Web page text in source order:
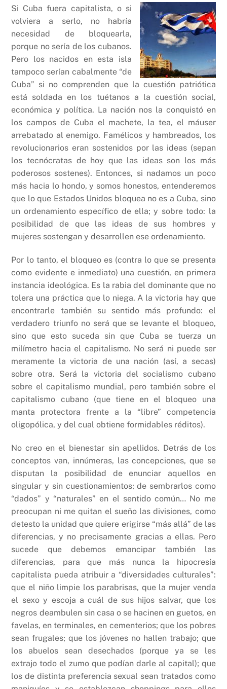
Si Cuba fuera capitalista, o si
volviera a serlo, no habría
necesidad de bloquearla,
porque no sería de los cubanos.
Pero los nacidos en esta isla
tampoco serían cabalmente “de
Cuba” si no comprenden que la cuestión patriótica
está soldada en los tuétanos a la cuestión social,
económica y política. La nación nos la conquistó en
los campos de Cuba el machete, la tea, el máuser
arrebatado al enemigo. Famélicos y hambreados, los
revolucionarios eran sostenidos por las ideas (sepan
los tecnócratas de hoy que las ideas son los más
poderosos sostenes). Entonces, si nadamos un poco
más hacia lo hondo, y somos honestos, entenderemos
que lo que Estados Unidos bloquea no es a Cuba, sino
un ordenamiento específico de ella; y sobre todo: la
posibilidad de que las ideas de sus hombres y
mujeres sostengan y desarrollen ese ordenamiento.
Por lo tanto, el bloqueo es (contra lo que se presenta
como evidente e inmediato) una cuestión, en primera
instancia ideológica. Es la rabia del dominante que no
tolera una práctica que lo niega. A la victoria hay que
encontrarle también su sentido más profundo: el
verdadero triunfo no será que se levante el bloqueo,
sino que esto suceda sin que Cuba se tuerza un
milímetro hacia el capitalismo. No será ni puede ser
meramente la victoria de una nación (así, a secas)
sobre otra. Será la victoria del socialismo cubano
sobre el capitalismo mundial, pero también sobre el
capitalismo cubano (que tiene en el bloqueo una
manta protectora frente a la “libre” competencia
oligopólica, y del cual obtiene formidables réditos).
No creo en el bienestar sin apellidos. Detrás de los
conceptos van, innúmeras, las concepciones, que se
disputan la posibilidad de enunciar aquellos en
singular y sin cuestionamientos; de sembrarlos como
“dados” y “naturales” en el sentido común… No me
preocupan ni me quitan el sueño las divisiones, como
detesto la unidad que quiere erigirse “más allá” de las
diferencias, y no precisamente gracias a ellas. Pero
sucede que debemos emancipar también las
diferencias, para que más nunca la hipocresía
capitalista pueda atribuir a “diversidades culturales”:
que el niño limpie los parabrisas, que la mujer venda
el sexo y escoja a cuál de sus hijos salvar, que los
negros deambulen sin casa o se hacinen en guetos, en
favelas, en terminales, en cementerios; que los pobres
sean frugales; que los jóvenes no hallen trabajo; que
los abuelos sean desechados (porque ya se les
extrajo todo el zumo que podían darle al capital); que
los de distinta preferencia sexual sean tratados como